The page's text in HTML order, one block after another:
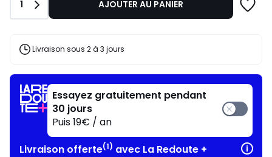
Quantité
1 AJOUTER AU PANIER
Livraison sous 2 à 3 jours
Essayez gratuitement pendant
30 jours
Puis 19€ / an
Livraison offerte(1) avec La Redoute +